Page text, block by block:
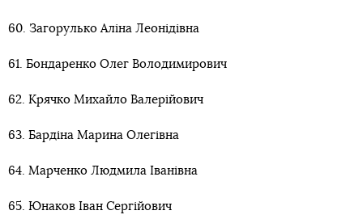
60. Загорулько Аліна Леонідівна
61. Бондаренко Олег Володимирович
62. Крячко Михайло Валерійович
63. Бардіна Марина Олегівна
64. Марченко Людмила Іванівна
65. Юнаков Іван Сергійович